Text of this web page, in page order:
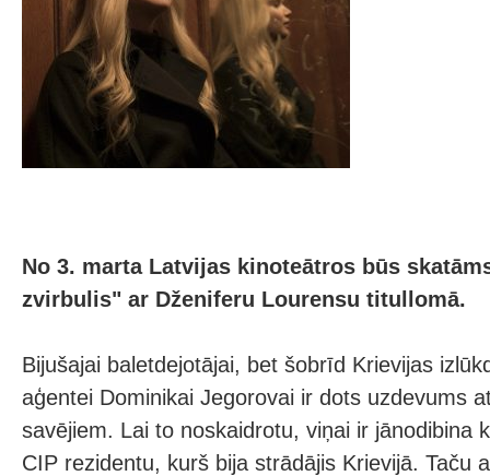
No 3. marta Latvijas kinoteātros būs
zvirbulis" ar Dženiferu Lourensu titullomā.
Bijušajai baletdejotājai, bet šobrīd Krievijas
aģentei Dominikai Jegorovai ir dots uzdevums
savējiem. Lai to noskaidrotu, viņai ir jānodibina
CIP rezidentu, kurš bija strādājis Krievijā. Taču